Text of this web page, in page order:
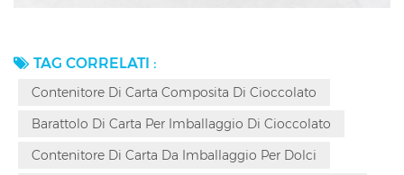
TAG CORRELATI :
Contenitore Di Carta Composita Di Cioccolato
Barattolo Di Carta Per Imballaggio Di Cioccolato
Contenitore Di Carta Da Imballaggio Per Dolci